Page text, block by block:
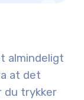
almindeligt
at det
du trykker